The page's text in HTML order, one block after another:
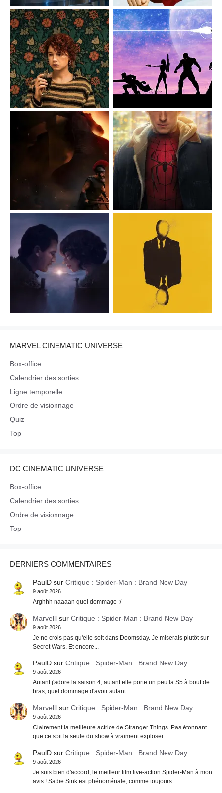
MARVEL CINEMATIC UNIVERSE
Box-office
Calendrier des sorties
Ligne temporelle
Ordre de visionnage
Quiz
Top
DC CINEMATIC UNIVERSE
Box-office
Calendrier des sorties
Ordre de visionnage
Top
DERNIERS COMMENTAIRES
PaulDsur Critique : Spider-Man : Brand New Day
9 août 2026
Arghhh naaaan quel dommage :/
Marvelllsur Critique : Spider-Man : Brand New Day
9 août 2026
Je ne crois pas qu'elle soit dans Doomsday. Je miserais plutôt sur
Secret Wars. Et encore...
PaulDsur Critique : Spider-Man : Brand New Day
9 août 2026
Autant j'adore la saison 4, autant elle porte un peu la S5 à bout de
bras, quel dommage d'avoir autant…
Marvelllsur Critique : Spider-Man : Brand New Day
9 août 2026
Clairement la meilleure actrice de Stranger Things. Pas étonnant
que ce soit la seule du show à vraiment exploser.
PaulDsur Critique : Spider-Man : Brand New Day
9 août 2026
Je suis bien d'accord, le meilleur film live-action Spider-Man à mon
avis ! Sadie Sink est phénoménale, comme toujours.